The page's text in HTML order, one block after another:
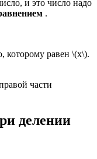
и это число надо
.
которому равен \(x\).
части
делении